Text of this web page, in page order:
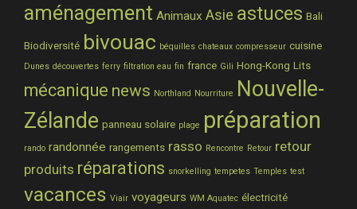
aménagement Animaux Asie astuces Bali
Biodiversité bivouac béquilles chateaux compresseur cuisine
Dunes découvertes ferry filtration eau fin france Gili Hong-Kong Lits
mécanique news Northland Nourriture Nouvelle-
Zélande panneau solaire plage préparation
rando randonnée rangements rasso Rencontre Retour retour
produits réparations snorkelling tempetes Temples test
vacances Viair voyageurs WM Aquatec électricité